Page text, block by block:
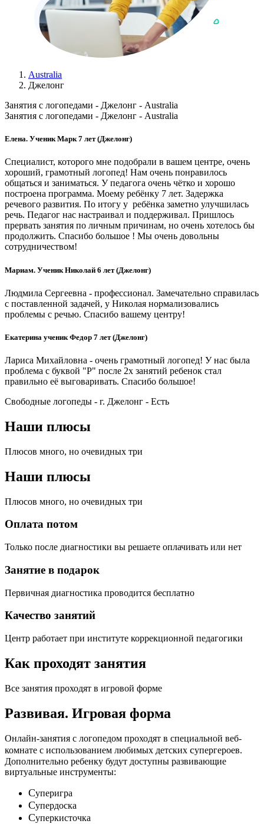
Australia
Джелонг
Занятия с логопедами - Джелонг - Australia
Занятия с логопедами - Джелонг - Australia
Елена. Ученик Марк 7 лет (Джелонг)
Специалист, которого мне подобрали в вашем центре, очень
хороший, грамотный логопед! Нам очень понравилось
общаться и заниматься. У педагога очень чётко и хорошо
построена программа. Моему ребёнку 7 лет. Задержка
речевого развития. По итогу у ребёнка заметно улучшилась
речь. Педагог нас настраивал и поддерживал. Пришлось
прервать занятия по личным причинам, но очень хотелось бы
продолжить. Спасибо большое ! Мы очень довольны
сотрудничеством!
Мариам. Ученик Николай 6 лет (Джелонг)
Людмила Сергеевна - профессионал. Замечательно справилась
с поставленной задачей, у Николая нормализовались
проблемы с речью. Спасибо вашему центру!
Екатерина ученик Федор 7 лет (Джелонг)
Лариса Михайловна - очень грамотный логопед! У нас была
проблема с буквой "Р" после 2х занятий ребенок стал
правильно её выговаривать. Спасибо большое!
Свободные логопеды - г. Джелонг - Есть
Наши плюсы
Плюсов много, но очевидных три
Наши плюсы
Плюсов много, но очевидных три
Оплата потом
Только после диагностики вы решаете оплачивать или нет
Занятие в подарок
Первичная диагностика проводится бесплатно
Качество занятий
Центр работает при институте коррекционной педагогики
Как проходят занятия
Все занятия проходят в игровой форме
Развивая. Игровая форма
Онлайн-занятия с логопедом проходят в специальной веб-
комнате с использованием любимых детских cупергероев.
Дополнительно ребенку будут доступны развивающие
виртуальные инструменты:
Cуперигра
Cупердоска
Cуперкисточка